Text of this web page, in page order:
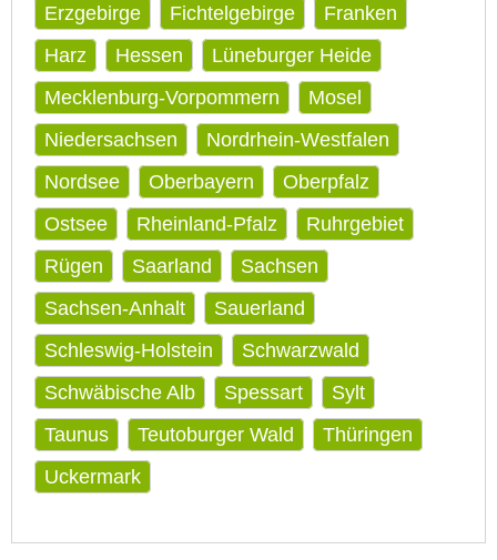
Erzgebirge
Fichtelgebirge
Franken
Harz
Hessen
Lüneburger Heide
Mecklenburg-Vorpommern
Mosel
Niedersachsen
Nordrhein-Westfalen
Nordsee
Oberbayern
Oberpfalz
Ostsee
Rheinland-Pfalz
Ruhrgebiet
Rügen
Saarland
Sachsen
Sachsen-Anhalt
Sauerland
Schleswig-Holstein
Schwarzwald
Schwäbische Alb
Spessart
Sylt
Taunus
Teutoburger Wald
Thüringen
Uckermark